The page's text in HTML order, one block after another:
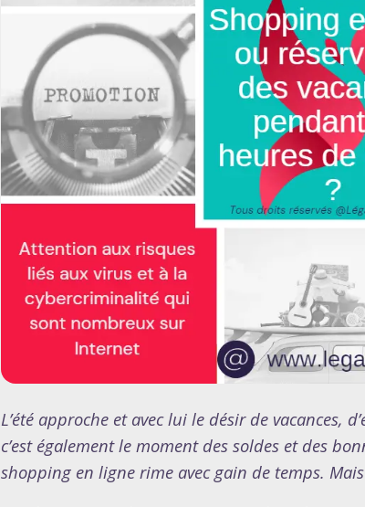
L’été approche et avec lui le désir de vacances,
c’est également le moment des soldes et des
shopping en ligne rime avec gain de temps.